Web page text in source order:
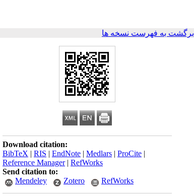
برگشت به فهرست نسخه ها
Download citation:
BibTeX | RIS | EndNote | Medlars | ProCite |
Reference Manager| RefWorks
Send citation to:
Mendeley
Zotero RefWorks